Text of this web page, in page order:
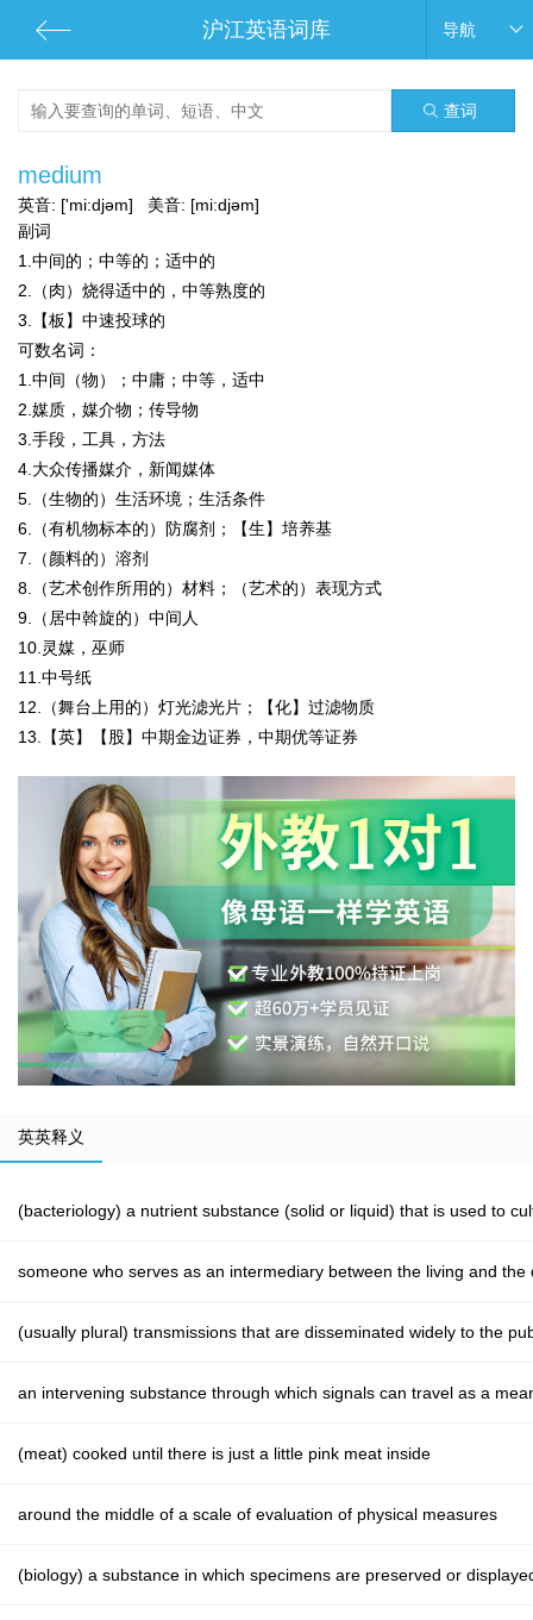
沪江英语词库 导航
查词
medium
英音: ['mi:djəm] 美音: [mi:djəm]
副词
1.中间的；中等的；适中的
2.（肉）烧得适中的，中等熟度的
3.【板】中速投球的
可数名词：
1.中间（物）；中庸；中等，适中
2.媒质，媒介物；传导物
3.手段，工具，方法
4.大众传播媒介，新闻媒体
5.（生物的）生活环境；生活条件
6.（有机物标本的）防腐剂；【生】培养基
7.（颜料的）溶剂
8.（艺术创作所用的）材料；（艺术的）表现方式
9.（居中斡旋的）中间人
10.灵媒，巫师
11.中号纸
12.（舞台上用的）灯光滤光片；【化】过滤物质
13.【英】【股】中期金边证券，中期优等证券
英英释义
(bacteriology) a nutrient substance (solid or liquid) that is used to
someone who serves as an intermediary between the living and the
(usually plural) transmissions that are disseminated widely to the
an intervening substance through which signals can travel as a
(meat) cooked until there is just a little pink meat inside
around the middle of a scale of evaluation of physical measures
(biology) a substance in which specimens are preserved or